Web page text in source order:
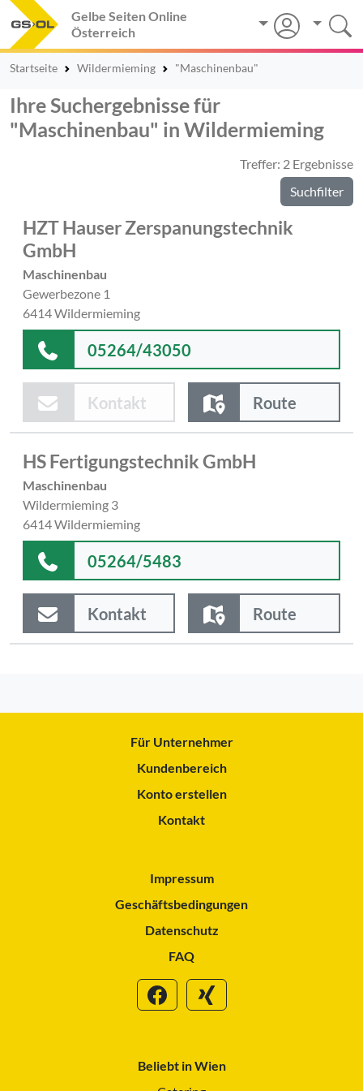
Gelbe Seiten Online
Österreich
Startseite Wildermieming "Maschinenbau"
Ihre Suchergebnisse für
"Maschinenbau" in Wildermieming
Treffer: 2 Ergebnisse
Suchfilter
HZT Hauser Zerspanungstechnik
GmbH
Maschinenbau
Gewerbezone 1
6414 Wildermieming
05264/43050
Kontakt Route
HS Fertigungstechnik GmbH
Maschinenbau
Wildermieming 3
6414 Wildermieming
05264/5483
Kontakt Route
Für Unternehmer
Kundenbereich
Konto erstellen
Kontakt
Impressum
Geschäftsbedingungen
Datenschutz
FAQ
Beliebt in Wien